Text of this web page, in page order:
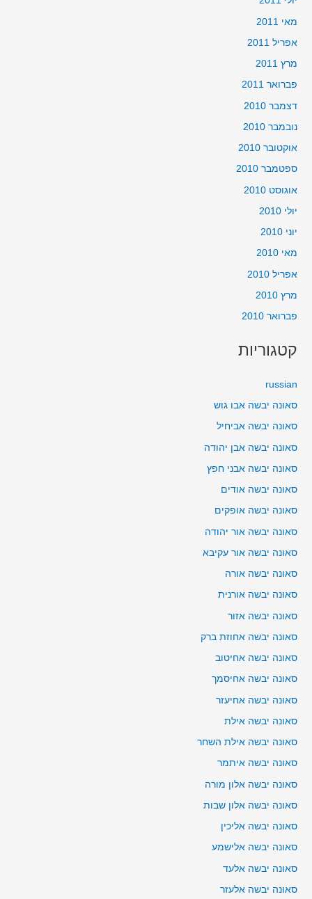
מאי 2011
אפריל 2011
מרץ 2011
פברואר 2011
דצמבר 2010
נובמבר 2010
אוקטובר 2010
ספטמבר 2010
אוגוסט 2010
יולי 2010
יוני 2010
מאי 2010
אפריל 2010
מרץ 2010
פברואר 2010
קטגוריות
russian
סאונה יבשה אבו גוש
סאונה יבשה אביחיל
סאונה יבשה אבן יהודה
סאונה יבשה אבני חפץ
סאונה יבשה אודים
סאונה יבשה אופקים
סאונה יבשה אור יהודה
סאונה יבשה אור עקיבא
סאונה יבשה אורה
סאונה יבשה אורנית
סאונה יבשה אזור
סאונה יבשה אחוזת ברק
סאונה יבשה אחיטוב
סאונה יבשה אחיסמך
סאונה יבשה אחיעזר
סאונה יבשה אילת
סאונה יבשה אילת השחר
סאונה יבשה איתמר
סאונה יבשה אלון מורה
סאונה יבשה אלון שבות
סאונה יבשה אליכין
סאונה יבשה אלישמע
סאונה יבשה אלעד
סאונה יבשה אלעזר